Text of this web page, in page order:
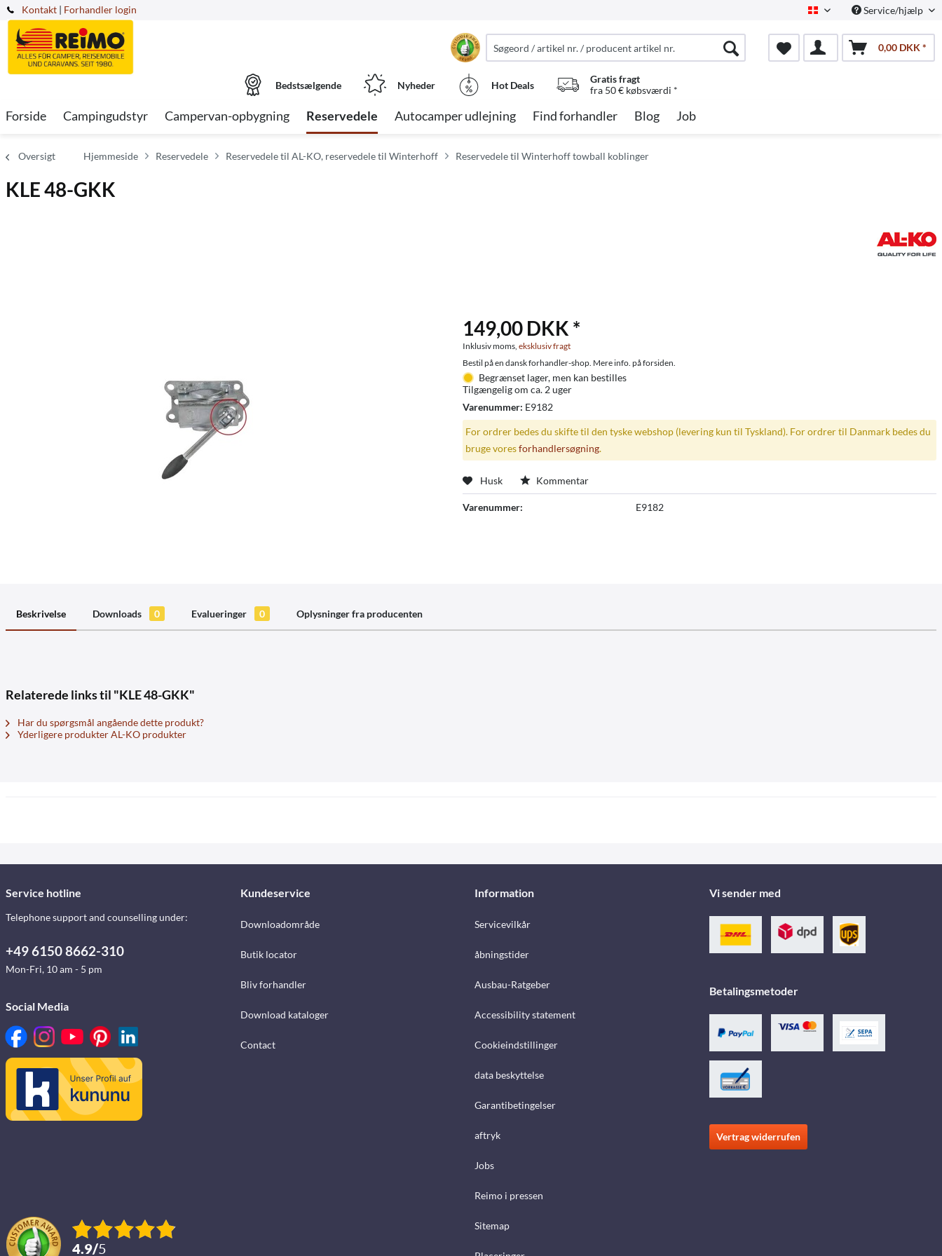
Kontakt Dansk Service/hjælp
| Forhandler login
0,00 DKK *
Bedstsælgende Nyheder Hot Deals
Gratis fragt
fra 50 € købsværdi *
Forside Campingudstyr Campervan-opbygning Reservedele Autocamper udlejning Find forhandler Blog Job
Oversigt Hjemmeside Reservedele Reservedele til AL-KO, reservedele til Winterhoff Reservedele til Winterhoff towball koblinger
KLE 48-GKK
149,00 DKK *
Inklusiv moms, eksklusiv fragt
Bestil på en dansk forhandler-shop. Mere info. på forsiden.
Begrænset lager, men kan bestilles
Tilgængelig om ca. 2 uger
Varenummer: E9182
For ordrer bedes du skifte til den tyske webshop (levering kun til Tyskland). For ordrer til Danmark bedes du
bruge voresforhandlersøgning.
Husk Kommentar
Varenummer: E9182
Beskrivelse Downloads 0 Evalueringer 0 Oplysninger fra producenten
Relaterede links til "KLE 48-GKK"
Har du spørgsmål angående dette produkt?
Yderligere produkter AL-KO produkter
Service hotline
Telephone support and counselling under:
+49 6150 8662-310
Mon-Fri, 10 am - 5 pm
Social Media
4.9/5
Kundeservice
Downloadområde
Butik locator
Bliv forhandler
Download kataloger
Contact
Information
Servicevilkår
åbningstider
Ausbau-Ratgeber
Accessibility statement
Cookieindstillinger
data beskyttelse
Garantibetingelser
aftryk
Jobs
Reimo i pressen
Sitemap
Vi sender med
Betalingsmetoder
Vertrag widerrufen